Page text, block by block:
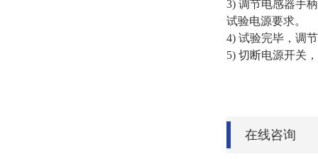
3) 调节电感器手
试验电源要求。
4) 试验完毕，调
5) 切断电源开关
在线咨询